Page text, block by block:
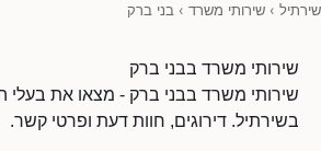
שירתיל › שירותי משרד › בני ברק
שירותי משרד בבני ברק
שירותי משרד בבני ברק - מצאו את בעלי
בשירתיל. דירוגים, חוות דעת ופרטי קשר.